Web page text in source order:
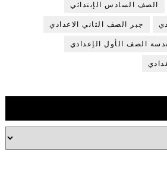
الصف السادس الإبتدائي
جبر الصف الثاني الاعدادي
الصف الأول الإعدادي